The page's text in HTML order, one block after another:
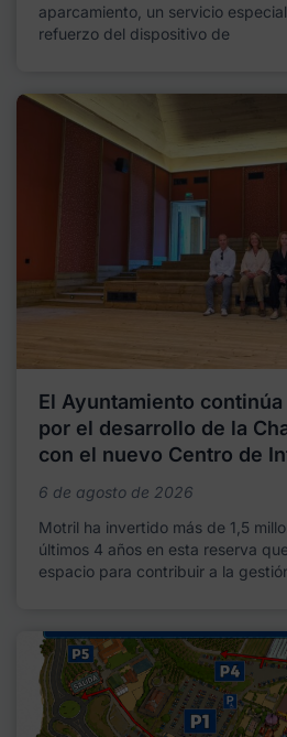
aparcamiento, un servicio
refuerzo del dispositivo de
El Ayuntamiento
por el desarrollo de la
con el nuevo Centro de
6 de agosto de 2026
Motril ha invertido más de 1,5
últimos 4 años en esta reserva
espacio para contribuir a la